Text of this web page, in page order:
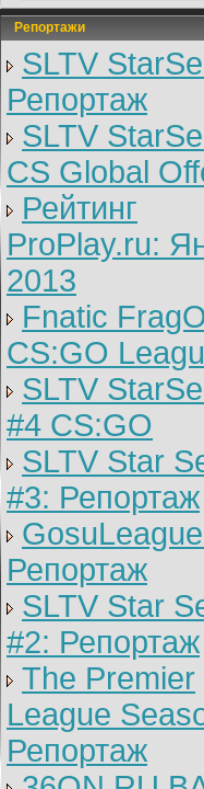
Репортажи
SLTV
Репортаж
SLTV
CS Global
Рейтинг
ProPlay.ru:
2013
Fnatic
CS:GO
SLTV
#4 CS:GO
SLTV Star
#3: Репортаж
Репортаж
SLTV Star
#2: Репортаж
The Premier
League
Репортаж